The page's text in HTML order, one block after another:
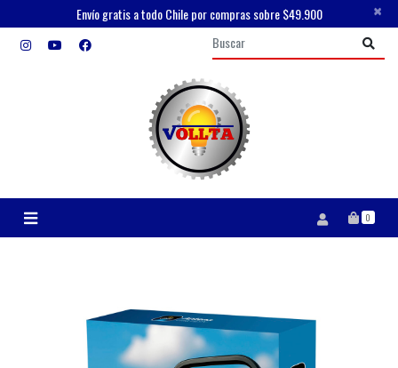
Envío gratis a todo Chile por compras sobre $49.900 ×
0